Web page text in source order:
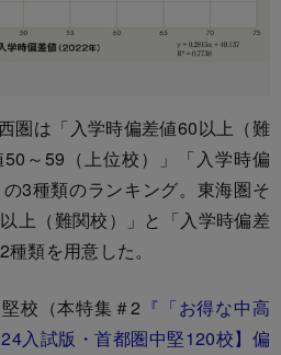
圏は「入学時偏差値60以上（難
～59（上位校）」「入学時偏
3種類のランキング。東海圏そ
上（難関校）」と「入学時偏差
類を用意した。
校（本特集＃2 『「お得な中高
入試版・首都圏中堅120校】偏